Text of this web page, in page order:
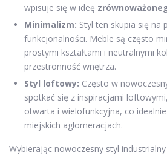
wpisuje się w ideę
Minimalizm: Styl ten skupia się na
funkcjonalności. Meble są często
prostymi kształtami i neutralnymi
przestronność wnętrza.
Styl loftowy: Często w
spotkać się z inspiracjami
otwarta i wielofunkcyjna, co
miejskich aglomeracjach.
Wybierając nowoczesny styl